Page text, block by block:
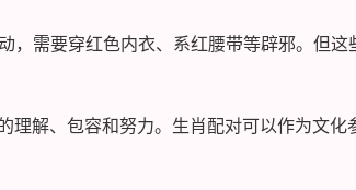
需要穿红色内衣、系红腰带等辟邪。但这
解、包容和努力。生肖配对可以作为文化